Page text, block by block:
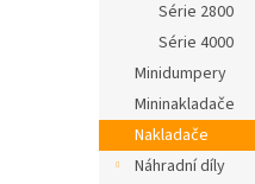
Série 2800
Série 4000
Minidumpery
Mininakladače
Nakladače
Náhradní díly